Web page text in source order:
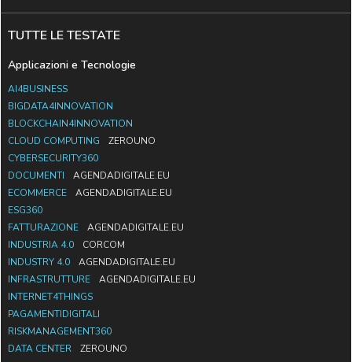
TUTTE LE TESTATE
Applicazioni e Tecnologie
AI4BUSINESS
BIGDATA4INNOVATION
BLOCKCHAIN4INNOVATION
CLOUD COMPUTING
ZEROUNO
CYBERSECURITY360
DOCUMENTI
AGENDADIGITALE.EU
ECOMMERCE
AGENDADIGITALE.EU
ESG360
FATTURAZIONE
AGENDADIGITALE.EU
INDUSTRIA 4.0
CORCOM
INDUSTRY 4.0
AGENDADIGITALE.EU
INFRASTRUTTURE
AGENDADIGITALE.EU
INTERNET4THINGS
PAGAMENTIDIGITALI
RISKMANAGEMENT360
DATA CENTER
ZEROUNO